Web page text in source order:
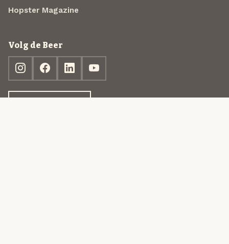
Hopster Magazine
Volg de Beer